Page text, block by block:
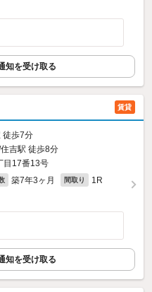
知を受け取る
賃貸
徒歩7分
吉駅 徒歩8分
目17番13号
築7年3ヶ月 間取り 1R
知を受け取る